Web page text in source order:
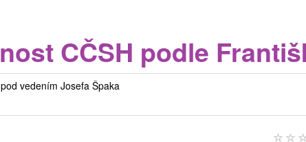
CČSH podle
vedením Josefa Špaka